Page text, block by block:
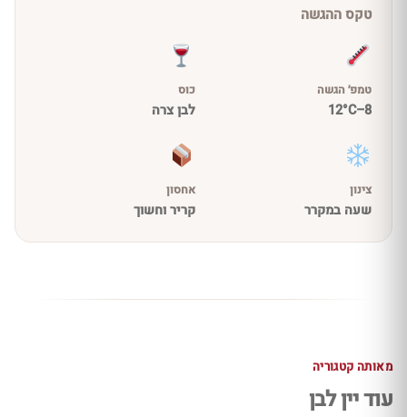
טקס ההגשה
טמפ׳ הגשה
8–12°C
כוס
לבן צרה
צינון
שעה במקרר
אחסון
קריר וחשוך
מאותה קטגוריה
עוד יין לבן